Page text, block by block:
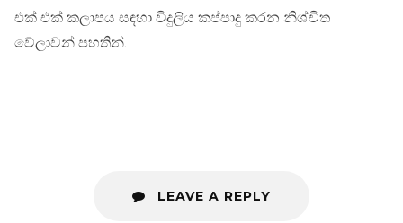
එක් එක් කලාපය සඳහා විදුලිය කප්පාදු කරන නිශ්චිත
වේලාවන් පහතින්.
LEAVE A REPLY